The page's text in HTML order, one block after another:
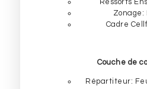
Ressorts
Cadre
Couche de
Répartiteur: